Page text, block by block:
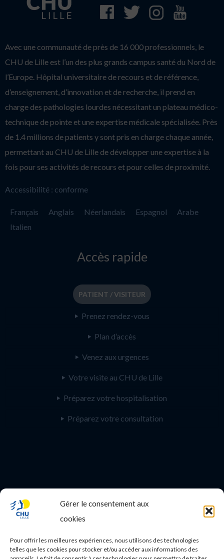
Gérer le consentement aux
cookies
Pour offrir les meilleures expériences, nous utilisons des technologies
telles que les cookies pour stocker et/ou accéder aux informations des
Avec une communauté de près de 16 000 professionnels, le
CHU de Lille est l’un des plus grands campus santé du Nord de
l’Europe. Hôpital universitaire de recours et de référence,
d’enseignement, d’innovation et de recherche, il prend en
charge des pathologies lourdes nécessitant un plateau médico-
technique de pointe et une expertise médicale spécialisée. Près
de 1.4 millions de patients y sont pris en charge chaque année,
permettant au CHU de Lille de développer une expertise à la
fois pour ses activités de recours et pour celles de proximité.
Accessibilité : conforme
Français Anglais Néerlandais Espagnol
Arabe
Italien
Accès rapide
PATIENT / VISITEUR
Prenez rendez-vous
Plan d’accès
Venez aux urgences
Votre visite au CHU de Lille
Préparez votre hospitalisation
Préparez votre consultation
PROFESSIONNEL DE SANTE
Nos essais cliniques